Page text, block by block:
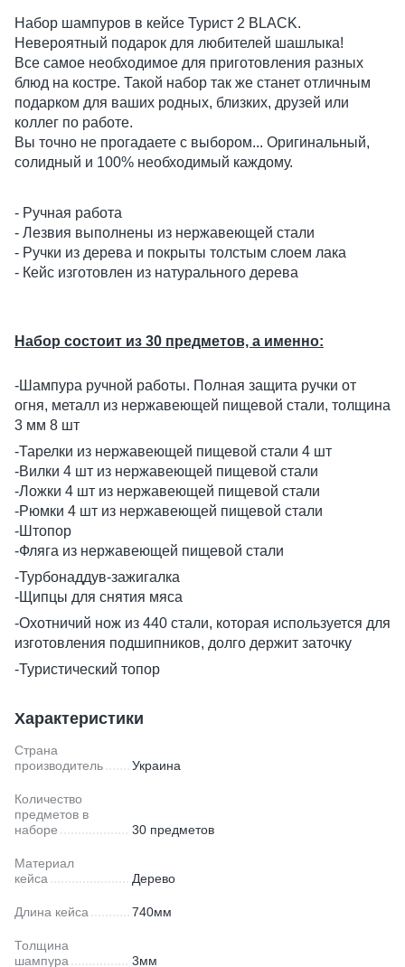
Набор шампуров в кейсе Турист 2 BLACK.
Невероятный подарок для любителей шашлыка!
Все самое необходимое для приготовления разных
блюд на костре. Такой набор так же станет отличным
подарком для ваших родных, близких, друзей или
коллег по работе.
Вы точно не прогадаете с выбором... Оригинальный,
солидный и 100% необходимый каждому.
- Ручная работа
- Лезвия выполнены из нержавеющей стали
- Ручки из дерева и покрыты толстым слоем лака
- Кейс изготовлен из натурального дерева
Набор состоит из 30 предметов, а именно:
-Шампура ручной работы. Полная защита ручки от
огня, металл из нержавеющей пищевой стали, толщина
3 мм 8 шт
-Тарелки из нержавеющей пищевой стали 4 шт
-Вилки 4 шт из нержавеющей пищевой стали
-Ложки 4 шт из нержавеющей пищевой стали
-Рюмки 4 шт из нержавеющей пищевой стали
-Штопор
-Фляга из нержавеющей пищевой стали
-Турбонаддув-зажигалка
-Щипцы для снятия мяса
-Охотничий нож из 440 стали, которая используется для
изготовления подшипников, долго держит заточку
-Туристический топор
Характеристики
Страна
производитель
Украина
Количество
предметов в
наборе
30 предметов
Материал
кейса
Дерево
Длина кейса 740мм
Толщина
шампура
3мм